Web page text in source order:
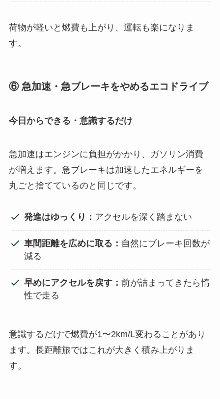
荷物が軽いと燃費も上がり、運転も楽になりま
す。
⑥ 急加速・急ブレーキをやめるエコドライブ
今日からできる・意識するだけ
急加速はエンジンに負担がかかり、ガソリン消費
が増えます。急ブレーキは加速したエネルギーを
丸ごと捨てているのと同じです。
発進はゆっくり： アクセルを深く踏まない
車間距離を広めに取る： 自然にブレーキ回数が
減る
早めにアクセルを戻す：前が詰まってきたら惰
性で走る
意識するだけで燃費が1〜2km/L変わることがあり
ます。長距離旅ではこれが大きく積み上がりま
す。